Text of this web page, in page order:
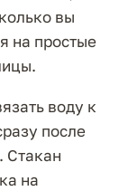
вы
на простые
воду к
после
Стакан
на